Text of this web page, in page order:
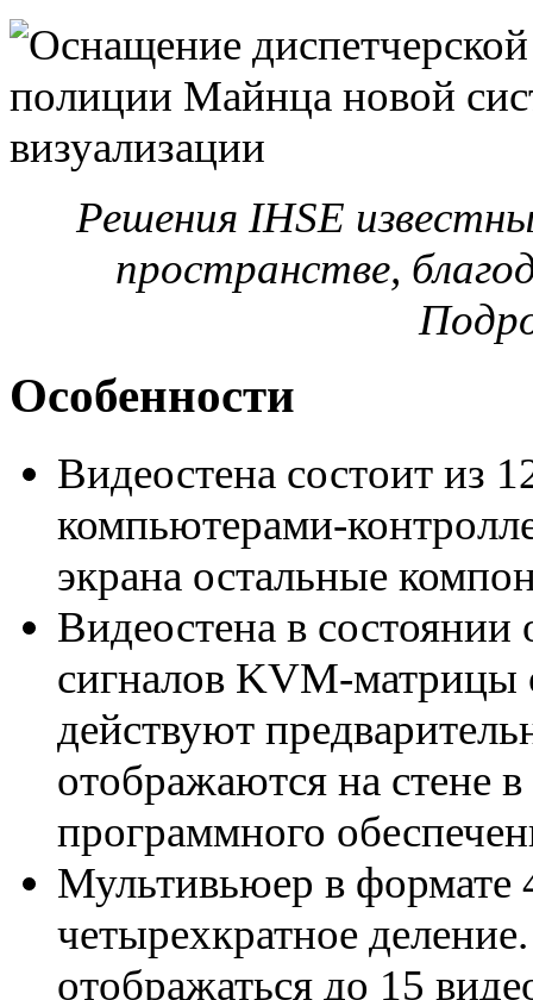
Решения IHSE
пространстве,
Особенности
Видеостена состоит из
компьютерами-
экрана остальные
Видеостена в
сигналов KVM-
действуют
отображаются на стене
программного
Мультивьюер в формате
четырехкратное
отображаться до 15